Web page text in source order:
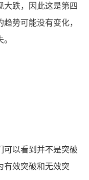
大跌，因此这是第四
势可能没有变化，
可以看到并不是突破
有效突破和无效突